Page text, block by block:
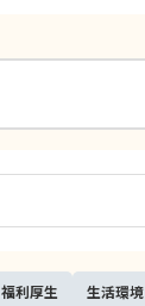
福利厚生 生活環境